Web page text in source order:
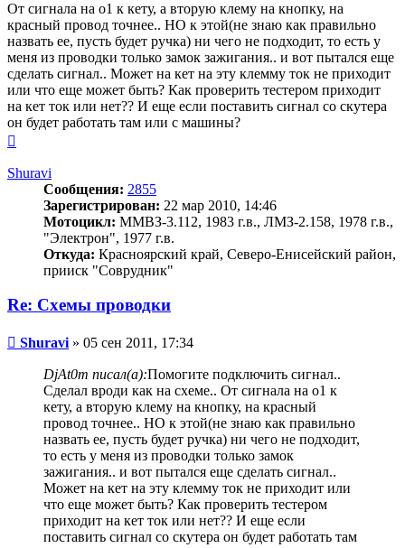
От сигнала на о1 к кету, а вторую клему на кнопку, на
красный провод точнее.. НО к этой(не знаю как правильно
назвать ее, пусть будет ручка) ни чего не подходит, то есть у
меня из проводки только замок зажигания.. и вот пытался еще
сделать сигнал.. Может на кет на эту клемму ток не приходит
или что еще может быть? Как проверить тестером приходит
на кет ток или нет?? И еще если поставить сигнал со скутера
он будет работать там или с машины?
началу
Shuravi
Сообщения: 2855
Зарегистрирован: 22 мар 2010, 14:46
Мотоцикл: ММВЗ-3.112, 1983 г.в., ЛМЗ-2.158, 1978 г.в.,
"Электрон", 1977 г.в.
Откуда: Красноярский край, Северо-Енисейский район,
прииск "Соврудник"
Re: Схемы проводки
Сообщение
Shuravi » 05 сен 2011, 17:34
DjAt0m писал(а):Помогите подключить сигнал..
Сделал вроди как на схеме.. От сигнала на о1 к
кету, а вторую клему на кнопку, на красный
провод точнее.. НО к этой(не знаю как правильно
назвать ее, пусть будет ручка) ни чего не подходит,
то есть у меня из проводки только замок
зажигания.. и вот пытался еще сделать сигнал..
Может на кет на эту клемму ток не приходит или
что еще может быть? Как проверить тестером
приходит на кет ток или нет?? И еще если
поставить сигнал со скутера он будет работать там